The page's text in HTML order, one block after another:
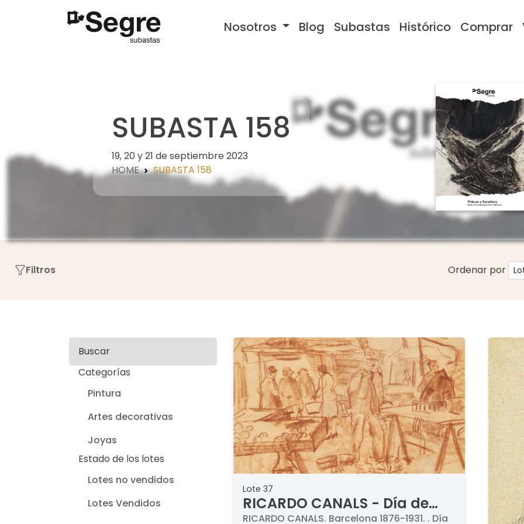
Nosotros Blog Subastas Histórico Comprar
SUBASTA 158
19, 20 y 21 de septiembre 2023
HOME
SUBASTA 158
Filtros Ordenar por
Buscar
Categorías
Pintura
Artes decorativas
Joyas
Estado de los lotes
Lotes no vendidos
Lotes Vendidos
Lote 37
RICARDO CANALS - Día de
mercado
RICARDO CANALS. Barcelona 1876-1931. . Día